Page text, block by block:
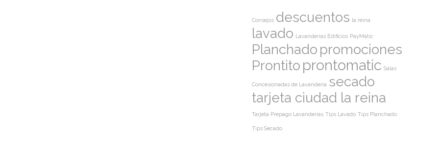
Consejos descuentos la reina
lavado Lavanderías Edificios PayMatic
Planchado promociones
Prontito prontomatic Salas
Concesionadas de Lavandería secado
tarjeta ciudad la reina
Tarjeta Prepago Lavanderías Tips Lavado Tips Planchado
Tips Secado